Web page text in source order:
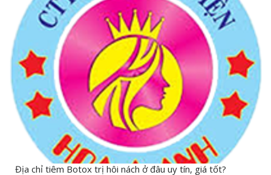
Địa chỉ tiêm Botox trị hôi nách ở đâu uy tín, giá tốt?